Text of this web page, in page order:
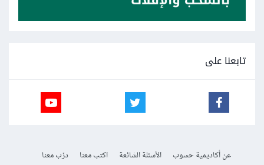
تابعنا على
عن أكاديمية حسوب الأسئلة الشائعة اكتب معنا
درّب معنا